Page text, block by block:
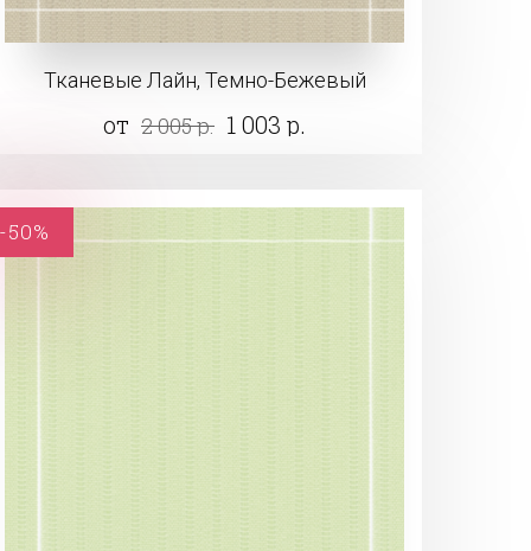
Тканевые Лайн, Темно-Бежевый
от 2 005 р. 1 003 р.
-50%